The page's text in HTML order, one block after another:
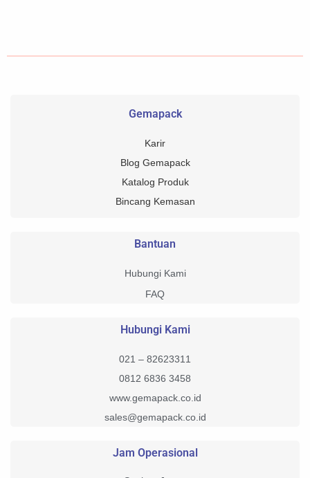
Gemapack
Karir
Blog Gemapack
Katalog Produk
Bincang Kemasan
Bantuan
Hubungi Kami
FAQ
Hubungi Kami
021 – 82623311
0812 6836 3458
www.gemapack.co.id
sales@gemapack.co.id
Jam Operasional